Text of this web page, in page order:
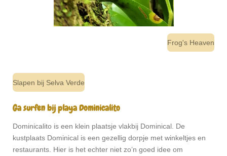
Frog's Heaven
Slapen bij Selva Verde
Ga surfen bij playa Dominicalito
Dominicalito is een klein plaatsje vlakbij Dominical. De
kustplaats Dominical is een gezellig dorpje met winkeltjes en
restaurants. Hier is het echter niet zo’n goed idee om